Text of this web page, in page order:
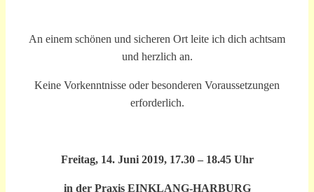
An einem schönen und sicheren Ort leite ich dich achtsam
und herzlich an.
Keine Vorkenntnisse oder besonderen Voraussetzungen
erforderlich.
Freitag, 14. Juni 2019, 17.30 – 18.45 Uhr
in der Praxis EINKLANG-HARBURG